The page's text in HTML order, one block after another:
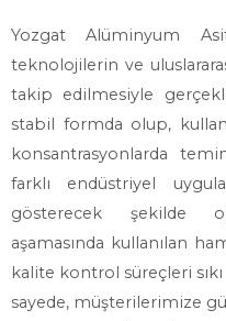
Yozgat Alüminyum
teknolojilerin ve
takip edilmesiyle
stabil formda olup,
konsantrasyonlarda
farklı endüstriyel
gösterecek şekilde
aşamasında kullanılan
kalite kontrol süreçleri
sayede, müşterilerimize